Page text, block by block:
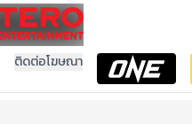
ติดต่อโฆษณา